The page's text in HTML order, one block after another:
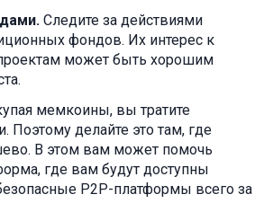
Следите за действиями
фондов. Их интерес к
может быть хорошим
мемкоины, вы тратите
Поэтому делайте это там, где
В этом вам может помочь
где вам будут доступны
P2P-платформы всего за